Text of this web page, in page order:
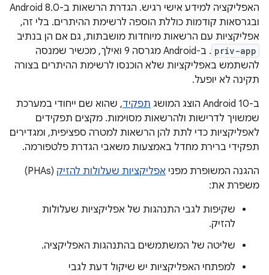
האפליקציה למידע אישי רגיש. הגדרת הרשאות ב-Android 8.0
ובגרסאות קודמות כוללת הוספה לרשימת ההיתרים. בלי זה,
אפליקציות עם הרשאות מיוחדות מושבתות, גם אם הן בנתיב
priv-app
. ב-Android מגרסה 9 ואילך, מכשיר שמנסה
להשתמש באפליקציות שלא הוכנסו לרשימת ההיתרים בצורה
תקינה לא יופעל.
ב-Android 10 הוצג המושג
תפקיד, שהוא שם ייחודי במערכת
שמשויך לדרישות ולהרשאות מסוימות. מקצים תפקידים
לאפליקציות כדי לתת להן הרשאות למטרה ספציפית, ומגדירים
תפקידי ברירת מחדל באמצעות משאבי הגדרת פלטפורמה.
ההגנה המשופרת מפני אפליקציות שעלולות להזיק
(PHAs)
משפרת את:
שקיפות לגבי התנהגות של אפליקציות שעלולות
להזיק.
שליטה של המשתמשים בהתנהגות האפליקציה.
למפתחי האפליקציות יש שיקול דעת לגבי